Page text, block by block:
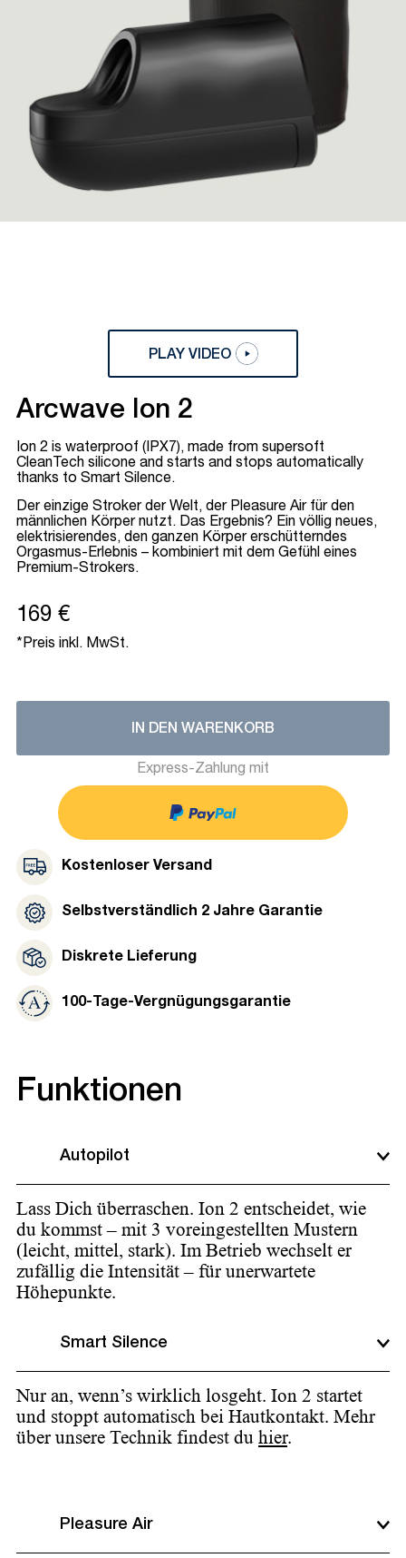
PLAY VIDEO
Arcwave Ion 2
Ion 2 is waterproof (IPX7), made from supersoft
CleanTech silicone and starts and stops automatically
thanks to Smart Silence.
Der einzige Stroker der Welt, der Pleasure Air für den
männlichen Körper nutzt. Das Ergebnis? Ein völlig neues,
elektrisierendes, den ganzen Körper erschütterndes
Orgasmus-Erlebnis – kombiniert mit dem Gefühl eines
Premium-Strokers.
169 €
*Preis inkl. MwSt.
IN DEN WARENKORB
Express-Zahlung mit
Kostenloser Versand
Selbstverständlich 2 Jahre Garantie
Diskrete Lieferung
100-Tage-Vergnügungsgarantie
Funktionen
Autopilot
Lass Dich überraschen. Ion 2 entscheidet, wie
du kommst – mit 3 voreingestellten Mustern
(leicht, mittel, stark). Im Betrieb wechselt er
zufällig die Intensität – für unerwartete
Höhepunkte.
Smart Silence
Nur an, wenn’s wirklich losgeht. Ion 2 startet
und stoppt automatisch bei Hautkontakt. Mehr
über unsere Technik findest du hier.
Pleasure Air